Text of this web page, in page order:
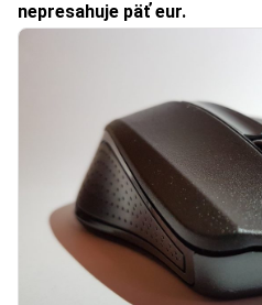
nepresahuje päť eur.